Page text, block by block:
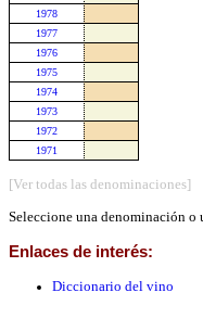
1978
1977
1976
1975
1974
1973
1972
1971
[Ver todas las denominaciones]
Seleccione una denominación o
Enlaces de interés:
Diccionario del vino